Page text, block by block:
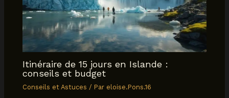
Itinéraire de 15 jours en Islande :
conseils et budget
Conseils et Astuces / Par eloise.Pons.16